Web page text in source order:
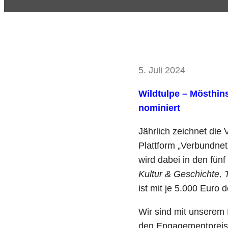
5. Juli 2024
Wildtulpe –
nominiert
Jährlich zeichnet die
Plattform
wird dabei in den
Kultur & Geschichte,
ist mit je 5.000 Euro
Wir sind mit
den